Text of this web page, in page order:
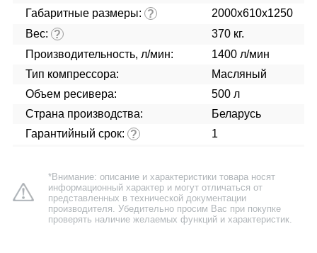
Габаритные размеры: ?
2000x610x1250
Вес: ?
370 кг.
Производительность, л/мин:
1400 л/мин
Тип компрессора:
Масляный
Объем ресивера:
500 л
Страна производства:
Беларусь
Гарантийный срок: ? 1
*Внимание: описание и характеристики товара носят
информационный характер и могут отличаться от
представленных в технической документации
производителя. Убедительно просим Вас при покупке
проверять наличие желаемых функций и характеристик.